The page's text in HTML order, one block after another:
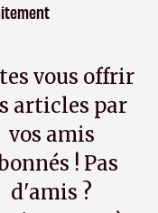
vous offrir
articles par
vos amis
! Pas
d'amis ?